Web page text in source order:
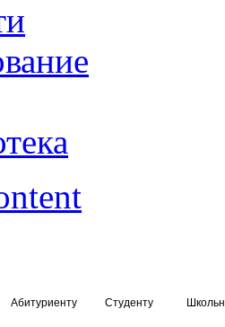
Абитуриенту Студенту